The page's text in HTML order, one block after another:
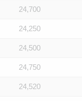
24,700
24,250
24,500
24,750
24,520